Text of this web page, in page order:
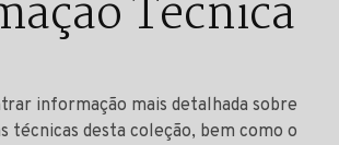
Técnica
informação mais detalhada sobre
técnicas desta coleção, bem como o